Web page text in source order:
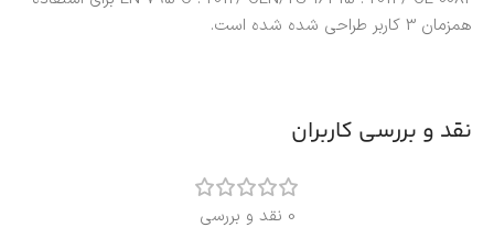
همزمان 3 کاربر طراحی شده شده است.
نقد و بررسی کاربران
0 نقد و بررسی